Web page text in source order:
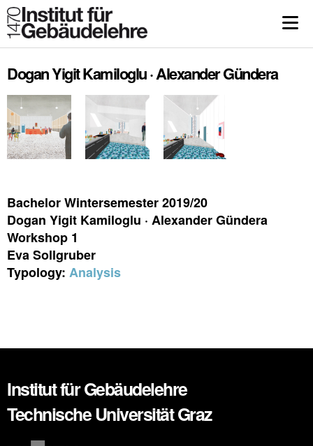
Dogan Yigit Kamiloglu · Alexander Gündera
Bachelor Wintersemester 2019/20
Dogan Yigit Kamiloglu · Alexander Gündera
Workshop 1
Eva Sollgruber
Typology: Analysis
Institut für Gebäudelehre
Technische Universität Graz